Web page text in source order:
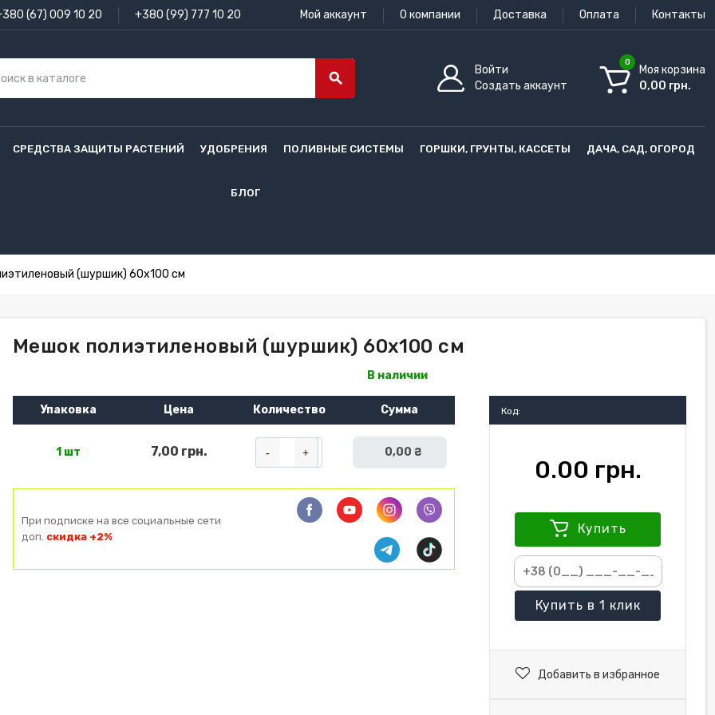
(67) 009 10 20 +380 (99) 777 10 20 Мой аккаунт О компании Доставка Оплата Контакты
search
Войти
Создать аккаунт
0
Моя корзина
0,00 грн.
СРЕДСТВА ЗАЩИТЫ РАСТЕНИЙ УДОБРЕНИЯ ПОЛИВНЫЕ СИСТЕМЫ ГОРШКИ, ГРУНТЫ, КАССЕТЫ ДАЧА, САД, ОГОРОД
БЛОГ
(шуршик) 60х100 см
Мешок полиэтиленовый (шуршик) 60х100 см
В наличии
Упаковка Цена Количество Сумма
1 шт 7,00 грн. + 0,00 ₴
При подписке на все социальные сети
доп. скидка +2%
Код:
0.00 грн.
Купить
Купить в 1 клик
Добавить в избранное